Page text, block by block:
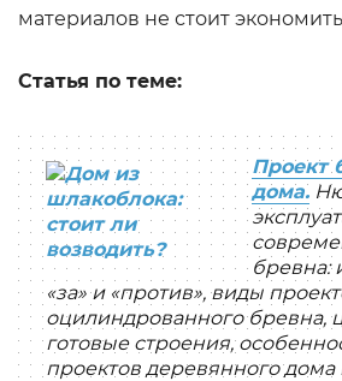
материалов не стоит
Статья по теме:
Проект
дома.
бревна:
«за» и «против», виды
оцилиндрованного бревна,
готовые строения,
проектов деревянного дома